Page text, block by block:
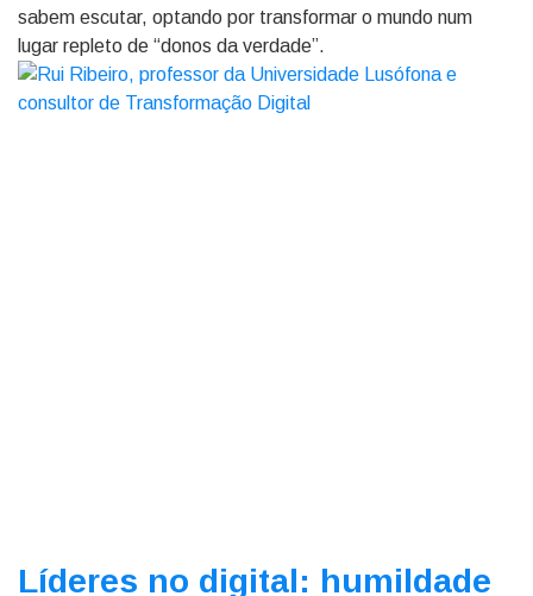
sabem escutar, optando por transformar o mundo num
lugar repleto de “donos da verdade”.
Líderes no digital: humildade